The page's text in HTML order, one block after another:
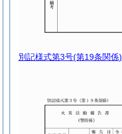
別記様式第3号(第19条関係)